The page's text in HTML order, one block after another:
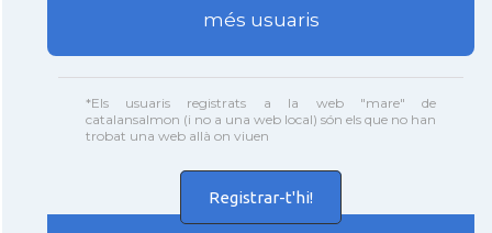
més usuaris
*Els usuaris registrats a la web "mare" de
catalansalmon (i no a una web local) són els que no han
trobat una web allà on viuen
Registrar-t'hi!